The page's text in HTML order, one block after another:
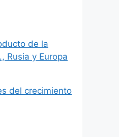
de la
Rusia y Europa
del crecimiento